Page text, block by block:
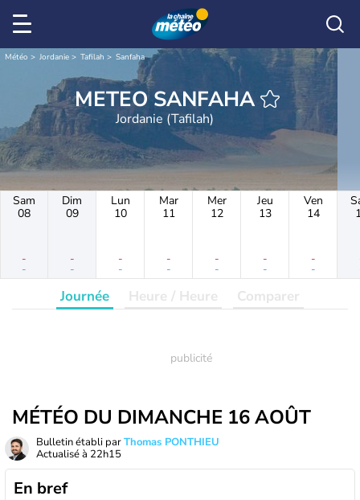
Météo Jordanie Tafilah Sanfaha
METEO SANFAHA
Jordanie (Tafilah)
Sam
08
-
-
Dim
09
-
-
Lun
10
-
-
Mar
11
-
-
Mer
12
-
-
Jeu
13
-
-
Ven
14
-
-
Journée Heure / Heure Comparer
MÉTÉO DU DIMANCHE 16 AOÛT
Bulletin établi parThomas PONTHIEU
Actualisé à 22h15
En bref